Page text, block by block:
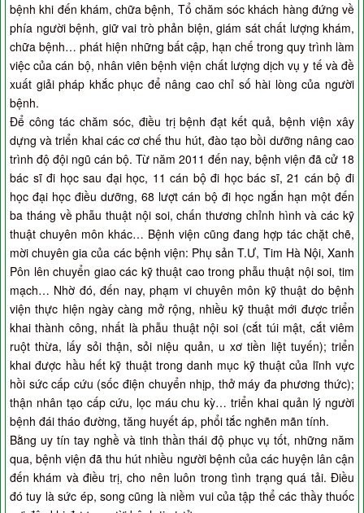
bệnh khi đến khám, chữa bệnh, Tổ chăm sóc khách hàng đứng về
phía người bệnh, giữ vai trò phản biện, giám sát chất lượng khám,
chữa bệnh… phát hiện những bất cập, hạn chế trong quy trình làm
việc của cán bộ, nhân viên bệnh viện chất lượng dịch vụ y tế và đề
xuất giải pháp khắc phục để nâng cao chỉ số hài lòng của người
bệnh.
Để công tác chăm sóc, điều trị bệnh đạt kết quả, bệnh viện xây
dựng và triển khai các cơ chế thu hút, đào tạo bồi dưỡng nâng cao
trình độ đội ngũ cán bộ. Từ năm 2011 đến nay, bệnh viện đã cử 18
bác sĩ đi học sau đại học, 11 cán bộ đi học bác sĩ, 21 cán bộ đi
học đại học điều dưỡng, 68 lượt cán bộ đi học ngắn hạn một đến
ba tháng về phẫu thuật nội soi, chấn thương chỉnh hình và các kỹ
thuật chuyên môn khác… Bệnh viện cũng đang hợp tác chặt chẽ,
mời chuyên gia của các bệnh viện: Phụ sản T.Ư, Tim Hà Nội, Xanh
Pôn lên chuyển giao các kỹ thuật cao trong phẫu thuật nội soi, tim
mạch… Nhờ đó, đến nay, phạm vi chuyên môn kỹ thuật do bệnh
viện thực hiện ngày càng mở rộng, nhiều kỹ thuật mới được triển
khai thành công, nhất là phẫu thuật nội soi (cắt túi mật, cắt viêm
ruột thừa, lấy sỏi thận, sỏi niệu quản, u xơ tiền liệt tuyến); triển
khai được hầu hết kỹ thuật trong danh mục kỹ thuật của lĩnh vực
hồi sức cấp cứu (sốc điện chuyển nhịp, thở máy đa phương thức);
thận nhân tạo cấp cứu, lọc máu chu kỳ… triển khai quản lý người
bệnh đái tháo đường, tăng huyết áp, phổi tắc nghẽn mãn tính.
Bằng uy tín tay nghề và tinh thần thái độ phục vụ tốt, những năm
qua, bệnh viện đã thu hút nhiều người bệnh của các huyện lân cận
đến khám và điều trị, cho nên luôn trong tình trạng quá tải. Điều
đó tuy là sức ép, song cũng là niềm vui của tập thể các thầy thuốc